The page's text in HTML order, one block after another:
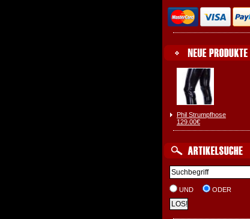
Phil Strumpfhose
129.00€
UND ODER